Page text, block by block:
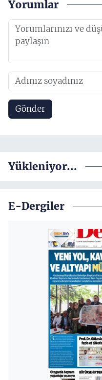
Yorumlar
Gönder
Yükleniyor...
E-Dergiler